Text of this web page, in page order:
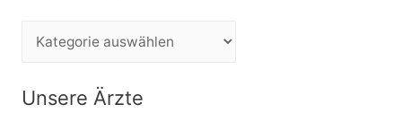
tUnsere Ärzte